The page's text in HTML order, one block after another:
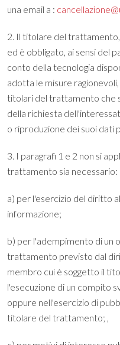
una email a :
2. Il titolare del
ed è obbligato, ai sensi del
conto della tecnologia
adotta le misure
titolari del trattamento che
della richiesta
o riproduzione dei suoi dati
3. I paragrafi 1 e 2 non si
trattamento sia necessario:
a) per l'esercizio del diritto
informazione;
b) per l'adempimento di un
trattamento previsto dal
membro cui è soggetto il
l'esecuzione di un compito
oppure nell'esercizio di
titolare del trattamento; ,